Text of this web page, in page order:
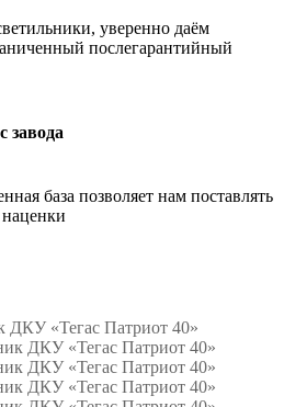
уверенно даём
послегарантийный
завода
база позволяет нам поставлять
ДКУ «Тегас Патриот 40»